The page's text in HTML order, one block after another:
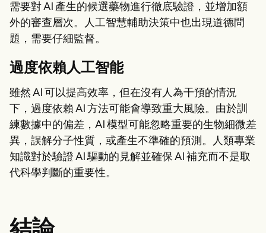
需要對 AI 產生的候選藥物進行徹底驗證，並增加額
外的審查層次。人工智慧輔助決策中也出現道德問
題，需要仔細監督。
過度依賴人工智能
雖然 AI 可以提高效率，但在沒有人為干預的情況
下，過度依賴 AI 方法可能會導致重大風險。由於訓
練數據中的偏差，AI 模型可能忽略重要的生物細微差
異，誤解分子性質，或產生不準確的預測。人類專業
知識對於驗證 AI 驅動的見解並確保 AI 補充而不是取
代科學判斷的重要性。